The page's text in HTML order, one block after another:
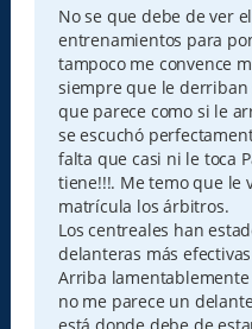
s
a
j
e
No se que debe de ver
entrenamientos para
tampoco me convence
siempre que le
que parece como si le
se escuchó
falta que casi ni le toca
tiene!!!. Me temo que le
matrícula los árbitros.
Los centreales han
delanteras más
Arriba
no me parece un
está donde debe de